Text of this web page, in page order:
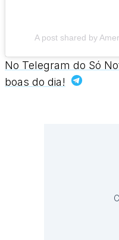
A post shared by
No Telegram do Só
boas do dia!